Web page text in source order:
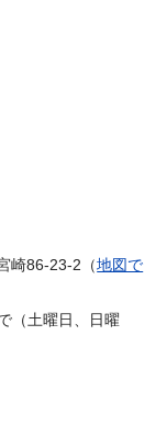
崎86-23-2（地図で
（土曜日、日曜